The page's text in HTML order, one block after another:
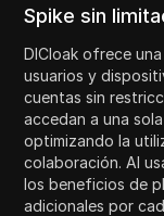
Spike sin
DICloak ofrece
usuarios y
cuentas sin
accedan a una
optimizando la
colaboración. Al
los beneficios de
adicionales por